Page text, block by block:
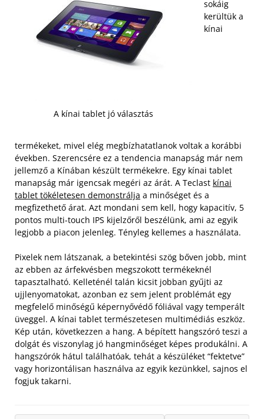
A kínai tablet jó választás
sokáig
kerültük a
kínai
termékeket, mivel elég megbízhatatlanok voltak a korábbi
években. Szerencsére ez a tendencia manapság már nem
jellemző a Kínában készült termékekre. Egy kínai tablet
manapság már igencsak megéri az árát. A Teclast kínai
tablet tökéletesen demonstrálja a minőséget és a
megfizethető árat. Azt mondani sem kell, hogy kapacitív, 5
pontos multi-touch IPS kijelzőről beszélünk, ami az egyik
legjobb a piacon jelenleg. Tényleg kellemes a használata.
Pixelek nem látszanak, a betekintési szög bőven jobb, mint
az ebben az árfekvésben megszokott termékeknél
tapasztalható. Kelleténél talán kicsit jobban gyűjti az
ujjlenyomatokat, azonban ez sem jelent problémát egy
megfelelő minőségű képernyővédő fóliával vagy temperált
üveggel. A kínai tablet természetesen multimédiás eszköz.
Kép után, következzen a hang. A bépített hangszóró teszi a
dolgát és viszonylag jó hangminőséget képes produkálni. A
hangszórók hátul találhatóak, tehát a készüléket “fektetve”
vagy horizontálisan használva az egyik kezünkkel, sajnos el
fogjuk takarni.